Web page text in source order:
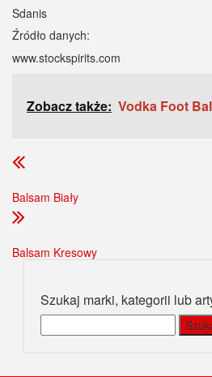
Sdanis
Źródło danych:
www.stockspirits.com
Zobacz także: Vodka Foot
Balsam Biały
Balsam Kresowy
Szukaj marki, kategorii lub